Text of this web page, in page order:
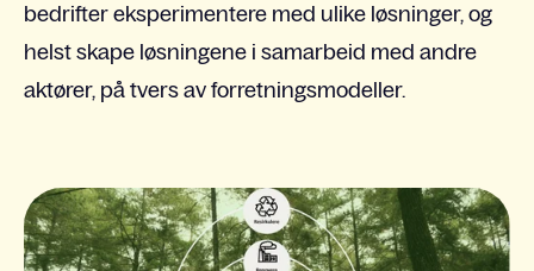
bedrifter eksperimentere med ulike løsninger, og
helst skape løsningene i samarbeid med andre
aktører, på tvers av forretningsmodeller.